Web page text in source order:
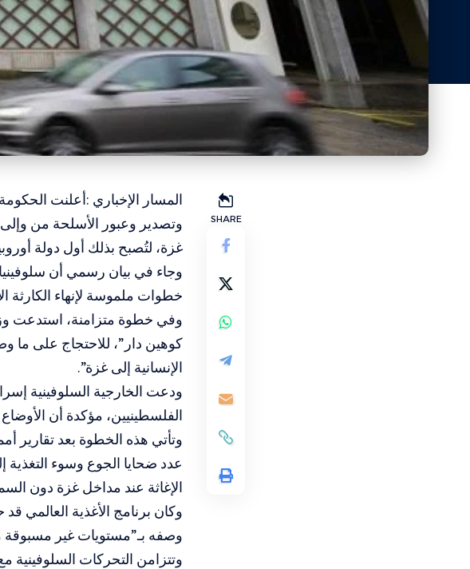
SHARE
المسار الإخباري :أعلنت
وتصدير وعبور الأسلحة من
غزة، لتُصبح بذلك أول دولة
وجاء في بيان رسمي أن
خطوات ملموسة لإنهاء الكارثة
وفي خطوة متزامنة، استدعت
كوهين دار”، للاحتجاج على ما
الإنسانية إلى غزة”.
ودعت الخارجية السلوفينية
الفلسطينيين، مؤكدة أن
وتأتي هذه الخطوة بعد تقارير
الإغاثة عند مداخل غزة دون
وكان برنامج الأغذية العالمي
وصفه بـ”مستويات غير مسبوقة
وتتزامن التحركات السلوفينية